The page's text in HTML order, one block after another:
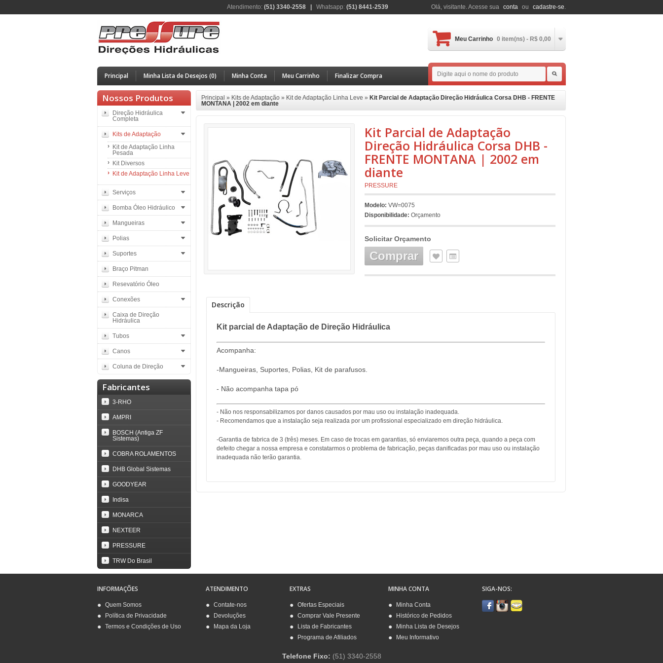
Olá, visitante. Acesse sua conta ou cadastre-se.
Atendimento: (51) 3340-2558 | Whatsapp: (51) 8441-2539
Meu Carrinho 0 item(ns) - R$ 0,00
Principal Minha Lista de Desejos (0) Minha Conta Meu Carrinho Finalizar Compra
Nossos Produtos
Direção Hidráulica
Completa
Kits de Adaptação
Kit de Adaptação Linha
Pesada
Kit Diversos
Kit de Adaptação Linha Leve
Serviços
Bomba Óleo Hidráulico
Mangueiras
Polias
Suportes
Braço Pitman
Resevatório Óleo
Conexões
Caixa de Direção
Hidráulica
Tubos
Canos
Coluna de Direção
Fabricantes
3-RHO
AMPRI
BOSCH (Antiga ZF
Sistemas)
COBRA ROLAMENTOS
DHB Global Sistemas
GOODYEAR
Indisa
MONARCA
NEXTEER
PRESSURE
TRW Do Brasil
Principal » Kits de Adaptação » Kit de Adaptação Linha Leve » Kit Parcial de Adaptação Direção Hidráulica Corsa DHB - FRENTE
MONTANA | 2002 em diante
Kit Parcial de Adaptação
Direção Hidráulica Corsa DHB -
FRENTE MONTANA | 2002 em
diante
PRESSURE
Modelo: VW=0075
Disponibilidade: Orçamento
Solicitar Orçamento
Comprar
Descrição
Kit parcial de Adaptação de Direção Hidráulica
Acompanha:
-Mangueiras, Suportes, Polias, Kit de parafusos.
- Não acompanha tapa pó
- Não nos responsabilizamos por danos causados por mau uso ou instalação inadequada.
- Recomendamos que a instalação seja realizada por um profissional especializado em direção hidráulica.
-Garantia de fabrica de 3 (três) meses. Em caso de trocas em garantias, só enviaremos outra peça, quando a peça com
defeito chegar a nossa empresa e constatarmos o problema de fabricação, peças danificadas por mau uso ou instalação
inadequada não terão garantia.
INFORMAÇÕES
Quem Somos
Política de Privacidade
Termos e Condições de Uso
ATENDIMENTO
Contate-nos
Devoluções
Mapa da Loja
EXTRAS
Ofertas Especiais
Comprar Vale Presente
Lista de Fabricantes
Programa de Afiliados
MINHA CONTA
Minha Conta
Histórico de Pedidos
Minha Lista de Desejos
Meu Informativo
SIGA-NOS:
Telefone Fixo: (51) 3340-2558